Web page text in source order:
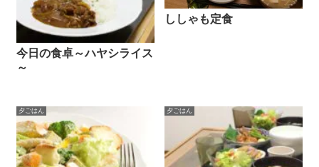
今日の食卓～ハヤシライス
～
ししゃも定食
夕ごはん 夕ごはん